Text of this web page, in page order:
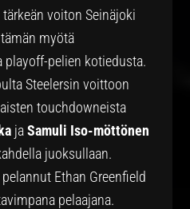
voiton Seinäjoki
myötä
pelien kotiedusta.
Steelersin voittoon
touchdowneista
jaSamuli Iso-möttönen
juoksullaan.
Ethan Greenfield
pelaajana.